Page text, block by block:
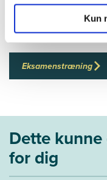
Kun
Følg tre gode råd til,
Eksamenstræning
Dette
for dig